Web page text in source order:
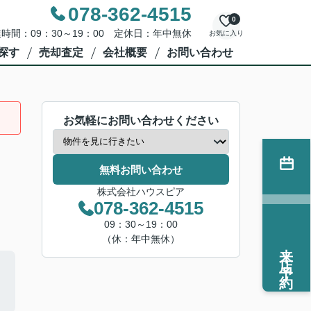
078-362-4515
間：09：30～19：00 定休日：年中無休 お気に入り
0
す 売却査定 会社概要 お問い合わせ
お気軽にお問い合わせください
無料お問い合わせ
株式会社ハウスピア
078-362-4515
09：30～19：00
（休：年中無休）
来店予約